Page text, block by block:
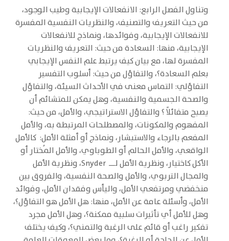
وتناول الفصل الرابع: الانفعالات الإيجابية وطيب الوجود،
من حيث التعريف والتصنيف، والنظريات النفسية المفسرة
للانفعالات الإيجابية، وفوائدها، ونماذج للانفعالات
الإيجابية، منها: السعادة من حيث: التعريف والنظريات
المفسرة لها، مع بيان كيف يرتبط علم النفس الإيجابي
بعلم السعادة؟، والتفاؤل من حيث: أسلوب التفسير
التفاؤلي: التماس معنى في الأحداث السيئة، والتفاؤل
والصحة الجسمية والنفسية، وهل يمكن للمتشائم أن
يصبح متفائلاً ؟ والتفاؤل الاستراتيجي، والأمل، من حيث:
المفهوم والمكونات، والمصطلحات المرتبطة به، والأمل
المفعم بالرجاء والاستبشار، ونماذج أو أمثلة الأمل: كالأمل
الواقعي، والأمل الحالم أو الطوباوي، والأمل المُختار أو
الأكل كاختيار، ونظرية الأمل لـــ Snyder، ونظرية الأمل
والمجال التربوي، والأمل والصحة النفسية، والفروق بين
منخفضي ومرتفعي الأمل، واليأس وفقدان الأمل، وفوائد
الأمل، وأسئلة عامة عن الأمل، منها: هل الأمل هو التفاؤل؟،
وهل للأمل أي تأثيرات سلبية ممكنة؟، وهل الأمل مجرد
تفكير راغب أو قائم على الرغبة والتمني؟، وكيف يختلف